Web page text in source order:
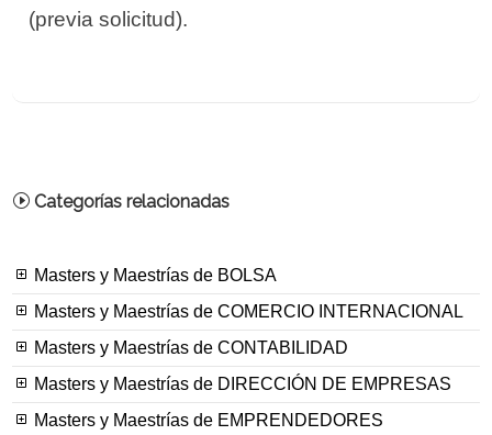
(previa solicitud).
Categorías relacionadas
Masters y Maestrías de BOLSA
Masters y Maestrías de COMERCIO INTERNACIONAL
Masters y Maestrías de CONTABILIDAD
Masters y Maestrías de DIRECCIÓN DE EMPRESAS
Masters y Maestrías de EMPRENDEDORES